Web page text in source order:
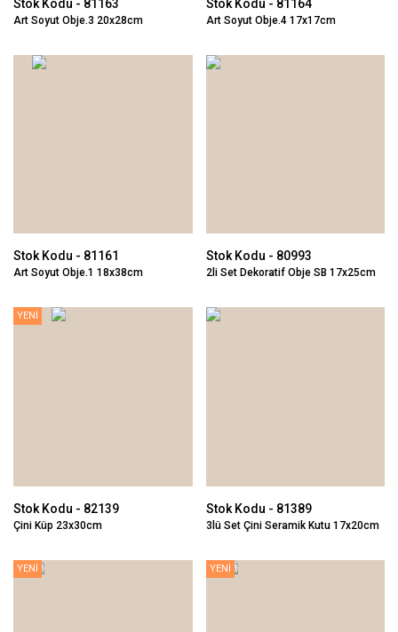
Stok Kodu - 81163
Art Soyut Obje.3 20x28cm
Stok Kodu - 81164
Art Soyut Obje.4 17x17cm
Stok Kodu - 81161
Art Soyut Obje.1 18x38cm
Stok Kodu - 80993
2li Set Dekoratif Obje SB 17x25cm
YENİ
Stok Kodu - 82139
Çini Küp 23x30cm
Stok Kodu - 81389
3lü Set Çini Seramik Kutu 17x20cm
YENİ YENİ